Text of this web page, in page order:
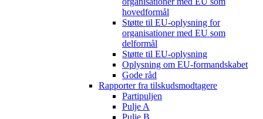
hovedformål
Støtte til EU-oplysning for
organisationer med EU som
delformål
Støtte til EU-oplysning
Oplysning om EU-formandskabet
Gode råd
Rapporter fra tilskudsmodtagere
Partipuljen
Pulje A
Pulje B